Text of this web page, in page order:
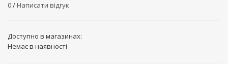
0/ Написати відгук
Доступно в магазинах:
Немає в наявності